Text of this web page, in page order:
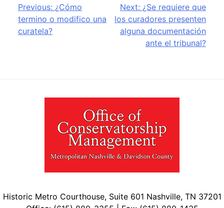
Post
navigation
Previous: ¿Cómo
termino o modifico una
curatela?
Next: ¿Se requiere que
los curadores presenten
alguna documentación
ante el tribunal?
Historic Metro Courthouse, Suite 601 Nashville, TN 37201